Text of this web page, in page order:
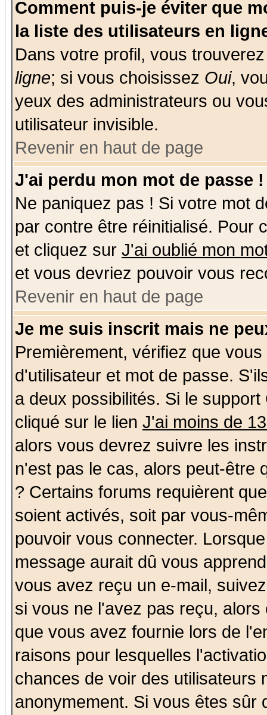
Comment puis-je éviter que
la liste des utilisateurs en
Dans votre profil, vous
ligne; si vous choisissez Oui,
yeux des administrateurs ou
utilisateur invisible.
Revenir en haut de page
J'ai perdu mon mot de passe !
Ne paniquez pas ! Si votre mot
par contre être réinitialisé. Pour
et cliquez sur J'ai oublié mon
et vous devriez pouvoir vous
Revenir en haut de page
Je me suis inscrit mais ne
Premièrement, vérifiez que
d'utilisateur et mot de passe.
a deux possibilités. Si le
cliqué sur le lien J'ai moins de
alors vous devrez suivre les
n'est pas le cas, alors peut-être
? Certains forums requièrent
soient activés, soit par vous-
pouvoir vous connecter.
message aurait dû vous
vous avez reçu un e-mail,
si vous ne l'avez pas reçu,
que vous avez fournie lors de
raisons pour lesquelles
chances de voir des utilisateurs
anonymement. Si vous êtes sûr